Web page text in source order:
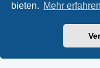
bieten. Mehr erfahren